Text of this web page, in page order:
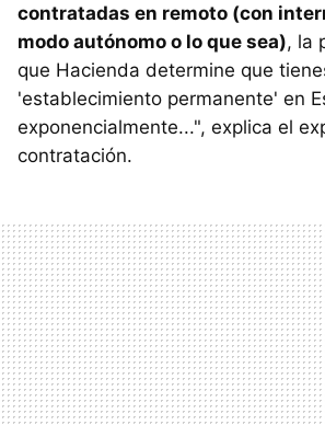
contratadas en remoto (con
modo autónomo o lo que sea), la
que Hacienda determine que
'establecimiento permanente' en
exponencialmente...", explica el
contratación.